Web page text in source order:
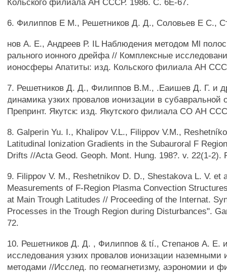
Кольского фйлиала АН СССР. 1986. С. 6Е-67.
6. Филиппов Е М., Решетников Д. Д., Соловьев Е С.,
нов А. Е., Андреев Р. IL Наблюдения методом Ml
рального ионного дрейфа // Комплексные
ионосферы Апатиты: изд. Кольского филиала АН
7. Решетников Д. Д., Филиппов В.М., .Еаишев Д. Г. и
динамика узких провалов ионизации в субавральной
Препринт. Якутск: изд. Якутского филиала СО АН
8. Galperin Yu. I., Khalipov V.L., Filippov V.M.,
Latitudinal Ionization Gradients in the Subauroral F
Drifts //Acta Geod. Geoph. Mont. Hung. 198?. v. 22(1-2).
9. Filippov V. M., Reshetnikov D. D., Shestakova L. V. et
Measurements of F-Region Plasma Convection
at Main Trough Latitudes // Proceeding of the Internat.
Processes in the Trough Region during Disturbances".
72.
10. Решетников Д. Д. , Филиппов & tí., Степанов А. Е.
исследования узких провалов ионизации наземными
методами //Исслед. по геомагнетизму, аэрономии и